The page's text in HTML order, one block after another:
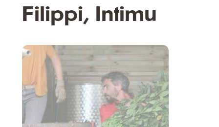
Filippi, Intimu